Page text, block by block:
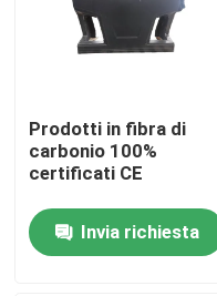
Su di noi
Visita alla fabbrica
Prodotti in fibra di
carbonio 100%
certificati CE
Invia richiesta